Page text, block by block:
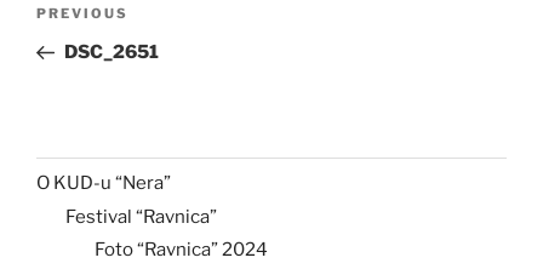
Previous
Post
PREVIOUS
DSC_2651
O KUD-u “Nera”
Festival “Ravnica”
Foto “Ravnica” 2024